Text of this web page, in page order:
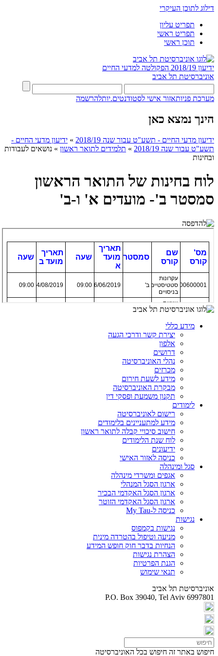
דילוג לתוכן העיקרי
תפריט עליון
תפריט ראשי
תוכן ראשי
ידיעון 2018/19
הפקולטה למדעי החיים
אוניברסיטת תל אביב
מערכת פניותאזור אישי לסטודנטים.יותלהרשמה
הינך נמצא כאן
ידיעון מדעי החיים - תשע"ט עבור שנה 2018/19 » ידיעון מדעי החיים -
תשע"ט עבור שנה 2018/19
» תלמידים לתואר ראשון » נושאים לעבודות
ובחינות
לוח בחינות של התואר הראשון
סמסטר ב'- מועדים א' ו-ב'
מידע כללי
יצירת קשר ודרכי הגעה
אלפון
דרושים
נהלי האוניברסיטה
מכרזים
מידע לשעת חירום
מבקרת האוניברסיטה
תקנון משמעת ופסקי דין
לימודים
רישום לאוניברסיטה
מידע למתעניינים בלימודים
חישוב סיכויי קבלה לתואר ראשון
לוח שנת הלימודים
ידיעונים
כניסה לאזור האישי
סגל ומינהלה
אגפים ומשרדי מינהלה
ארגון הסגל המנהלי
ארגון הסגל האקדמי הבכיר
ארגון הסגל האקדמי הזוטר
כניסה ל-My Tau
נגישות
נגישות בקמפוס
מניעה וטיפול בהטרדה מינית
הנחיות בדבר חוק חופש המידע
הצהרת נגישות
הגנת הפרטיות
תנאי שימוש
אוניברסיטת תל אביב
P.O. Box 39040, Tel Aviv 6997801
חיפוש באתר זה חיפוש בכל האוניברסיטה